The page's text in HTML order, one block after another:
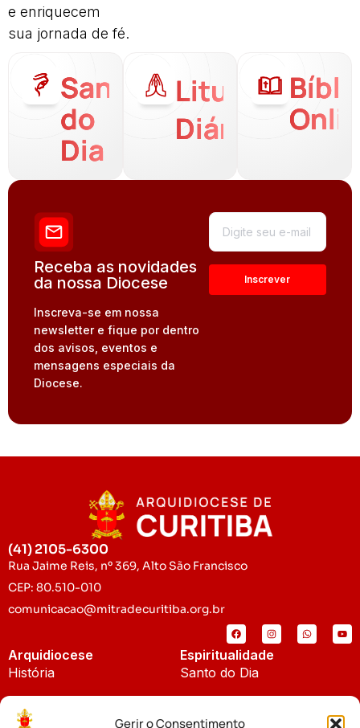
Gerir o Consentimento
e enriquecem
sua jornada de fé.
Santo
do
Dia
Liturgia
Diária
Receba as novidades
da nossa Diocese
Inscreva-se em nossa
newsletter e fique por dentro
dos avisos, eventos e
mensagens especiais da
Diocese.
(41) 2105-6300
Rua Jaime Reis, nº 369, Alto São Francisco
CEP: 80.510-010
comunicacao@mitradecuritiba.org.br
Arquidiocese
História
Padroeira
Espiritualidade
Santo do Dia